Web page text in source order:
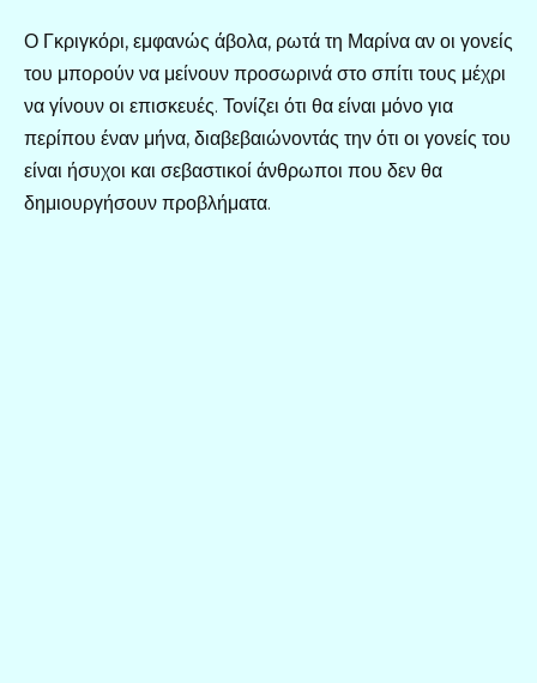
Ο Γκριγκόρι, εμφανώς άβολα, ρωτά τη Μαρίνα αν οι γονείς
του μπορούν να μείνουν προσωρινά στο σπίτι τους μέχρι
να γίνουν οι επισκευές. Τονίζει ότι θα είναι μόνο για
περίπου έναν μήνα, διαβεβαιώνοντάς την ότι οι γονείς του
είναι ήσυχοι και σεβαστικοί άνθρωποι που δεν θα
δημιουργήσουν προβλήματα.